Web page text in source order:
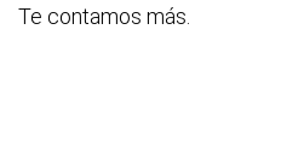
Te contamos más.